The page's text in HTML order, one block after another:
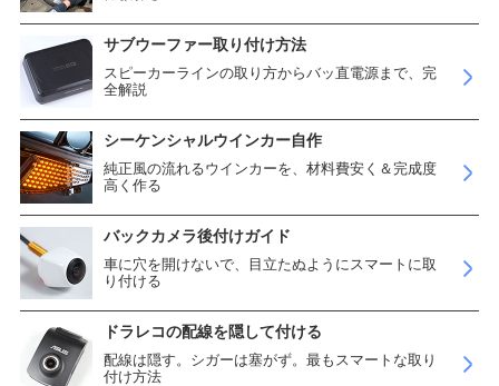
サブウーファー取り付け方法
スピーカーラインの取り方からバッ直電源まで、完
全解説
シーケンシャルウインカー自作
純正風の流れるウインカーを、材料費安く＆完成度
高く作る
バックカメラ後付けガイド
車に穴を開けないで、目立たぬようにスマートに取
り付ける
ドラレコの配線を隠して付ける
配線は隠す。シガーは塞がず。最もスマートな取り
付け方法